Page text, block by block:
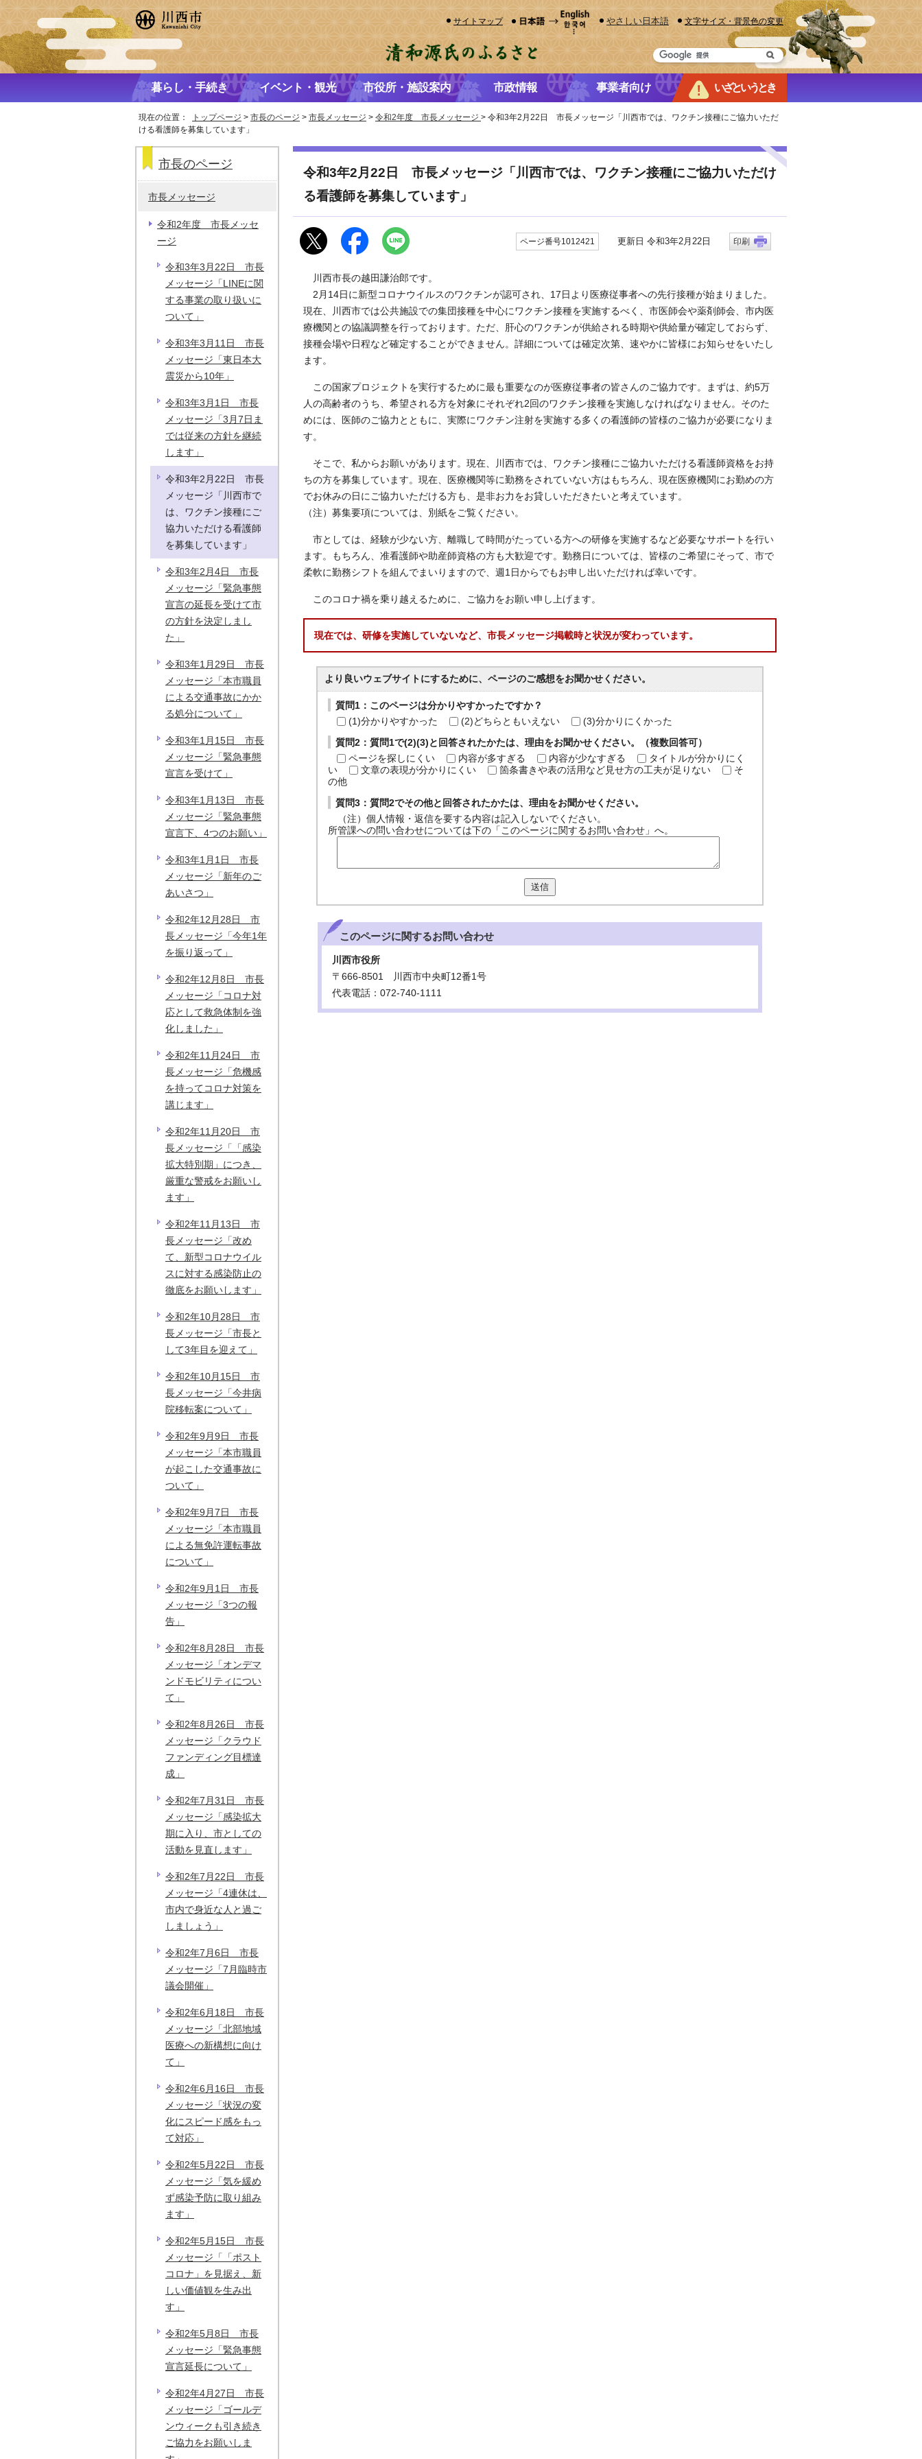
サイトマップ やさしい日本語 文字サイズ・背景色の変更
暮らし・手続き イベント・観光 市役所・施設案内 市政情報 事業者向け いざというとき
現在の位置： トップページ > 市長のページ > 市長メッセージ > 令和2年度 市長メッセージ > 令和3年2月22日 市長メッセージ「川西市では、ワクチン接種にご協力いただ
ける看護師を募集しています」
令和3年2月22日 市長メッセージ「川西市では、ワクチン接種にご協力いただけ
る看護師を募集しています」
ページ番号1012421 更新日 令和3年2月22日 印刷
川西市長の越田謙治郎です。
2月14日に新型コロナウイルスのワクチンが認可され、17日より医療従事者への先行接種が始まりました。
現在、川西市では公共施設での集団接種を中心にワクチン接種を実施するべく、市医師会や薬剤師会、市内医
療機関との協議調整を行っております。ただ、肝心のワクチンが供給される時期や供給量が確定しておらず、
接種会場や日程など確定することができません。詳細については確定次第、速やかに皆様にお知らせをいたし
ます。
この国家プロジェクトを実行するために最も重要なのが医療従事者の皆さんのご協力です。まずは、約5万
人の高齢者のうち、希望される方を対象にそれぞれ2回のワクチン接種を実施しなければなりません。そのた
めには、医師のご協力とともに、実際にワクチン注射を実施する多くの看護師の皆様のご協力が必要になりま
す。
そこで、私からお願いがあります。現在、川西市では、ワクチン接種にご協力いただける看護師資格をお持
ちの方を募集しています。現在、医療機関等に勤務をされていない方はもちろん、現在医療機関にお勤めの方
でお休みの日にご協力いただける方も、是非お力をお貸しいただきたいと考えています。
（注）募集要項については、別紙をご覧ください。
市としては、経験が少ない方、離職して時間がたっている方への研修を実施するなど必要なサポートを行い
ます。もちろん、准看護師や助産師資格の方も大歓迎です。勤務日については、皆様のご希望にそって、市で
柔軟に勤務シフトを組んでまいりますので、週1日からでもお申し出いただければ幸いです。
このコロナ禍を乗り越えるために、ご協力をお願い申し上げます。
現在では、研修を実施していないなど、市長メッセージ掲載時と状況が変わっています。
より良いウェブサイトにするために、ページのご感想をお聞かせください。
質問1：このページは分かりやすかったですか？
(1)分かりやすかった
(2)どちらともいえない (3)分かりにくかった
質問2：質問1で(2)(3)と回答されたかたは、理由をお聞かせください。（複数回答可）
ページを探しにくい
内容が多すぎる 内容が少なすぎる
タイトルが分かりにく
い
文章の表現が分かりにくい 箇条書きや表の活用など見せ方の工夫が足りない
そ
の他
質問3：質問2でその他と回答されたかたは、理由をお聞かせください。
（注）個人情報・返信を要する内容は記入しないでください。
所管課への問い合わせについては下の「このページに関するお問い合わせ」へ。
送信
このページに関するお問い合わせ
川西市役所
〒666-8501 川西市中央町12番1号
代表電話：072-740-1111
市長のページ
市長メッセージ
令和2年度 市長メッセ
ージ
令和3年3月22日 市長
メッセージ「LINEに関
する事業の取り扱いに
ついて」
令和3年3月11日 市長
メッセージ「東日本大
震災から10年」
令和3年3月1日 市長
メッセージ「3月7日ま
では従来の方針を継続
します」
令和3年2月22日 市長
メッセージ「川西市で
は、ワクチン接種にご
協力いただける看護師
を募集しています」
令和3年2月4日 市長
メッセージ「緊急事態
宣言の延長を受けて市
の方針を決定しまし
た」
令和3年1月29日 市長
メッセージ「本市職員
による交通事故にかか
る処分について」
令和3年1月15日 市長
メッセージ「緊急事態
宣言を受けて」
令和3年1月13日 市長
メッセージ「緊急事態
宣言下、4つのお願い」
令和3年1月1日 市長
メッセージ「新年のご
あいさつ」
令和2年12月28日 市
長メッセージ「今年1年
を振り返って」
令和2年12月8日 市長
メッセージ「コロナ対
応として救急体制を強
化しました」
令和2年11月24日 市
長メッセージ「危機感
を持ってコロナ対策を
講じます」
令和2年11月20日 市
長メッセージ「「感染
拡大特別期」につき、
厳重な警戒をお願いし
ます」
令和2年11月13日 市
長メッセージ「改め
て、新型コロナウイル
スに対する感染防止の
徹底をお願いします」
令和2年10月28日 市
長メッセージ「市長と
して3年目を迎えて」
令和2年10月15日 市
長メッセージ「今井病
院移転案について」
令和2年9月9日 市長
メッセージ「本市職員
が起こした交通事故に
ついて」
令和2年9月7日 市長
メッセージ「本市職員
による無免許運転事故
について」
令和2年9月1日 市長
メッセージ「3つの報
告」
令和2年8月28日 市長
メッセージ「オンデマ
ンドモビリティについ
て」
令和2年8月26日 市長
メッセージ「クラウド
ファンディング目標達
成」
令和2年7月31日 市長
メッセージ「感染拡大
期に入り、市としての
活動を見直します」
令和2年7月22日 市長
メッセージ「4連休は、
市内で身近な人と過ご
しましょう」
令和2年7月6日 市長
メッセージ「7月臨時市
議会開催」
令和2年6月18日 市長
メッセージ「北部地域
医療への新構想に向け
て」
令和2年6月16日 市長
メッセージ「状況の変
化にスピード感をもっ
て対応」
令和2年5月22日 市長
メッセージ「気を緩め
ず感染予防に取り組み
ます」
令和2年5月15日 市長
メッセージ「「ポスト
コロナ」を見据え、新
しい価値観を生み出
す」
令和2年5月8日 市長
メッセージ「緊急事態
宣言延長について」
令和2年4月27日 市長
メッセージ「ゴールデ
ンウィークも引き続き
ご協力をお願いしま